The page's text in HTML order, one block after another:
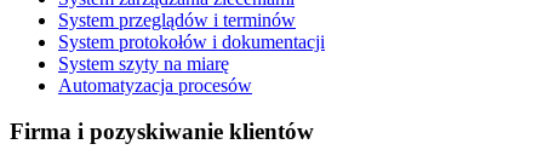
System przeglądów i terminów
System protokołów i dokumentacji
System szyty na miarę
Automatyzacja procesów
Firma i pozyskiwanie klientów